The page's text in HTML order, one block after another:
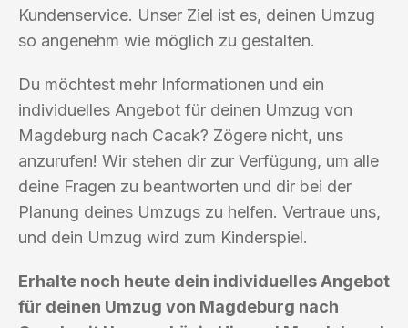
Kundenservice. Unser Ziel ist es, deinen Umzug
so angenehm wie möglich zu gestalten.
Du möchtest mehr Informationen und ein
individuelles Angebot für deinen Umzug von
Magdeburg nach Cacak? Zögere nicht, uns
anzurufen! Wir stehen dir zur Verfügung, um alle
deine Fragen zu beantworten und dir bei der
Planung deines Umzugs zu helfen. Vertraue uns,
und dein Umzug wird zum Kinderspiel.
Erhalte noch heute dein individuelles Angebot
für deinen Umzug von Magdeburg nach